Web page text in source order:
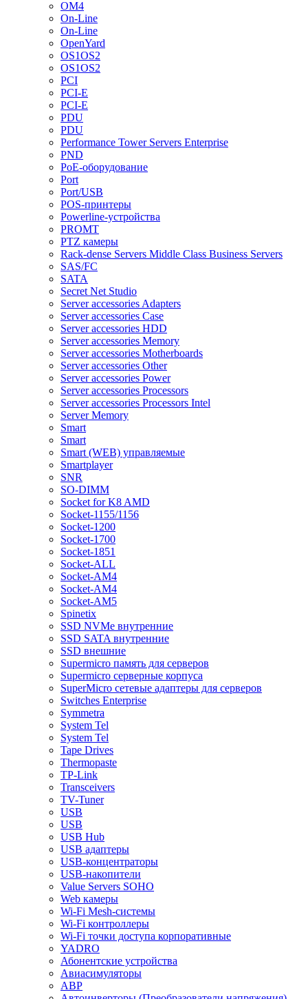
OM4
On-Line
On-Line
OpenYard
OS1OS2
OS1OS2
PCI
PCI-E
PCI-E
PDU
PDU
Performance Tower Servers Enterprise
PND
PoE-оборудование
Port
Port/USB
POS-принтеры
Powerline-устройства
PROMT
PTZ камеры
Rack-dense Servers Middle Class Business Servers
SAS/FC
SATA
Secret Net Studio
Server accessories Adapters
Server accessories Case
Server accessories HDD
Server accessories Memory
Server accessories Motherboards
Server accessories Other
Server accessories Power
Server accessories Processors
Server accessories Processors Intel
Server Memory
Smart
Smart
Smart (WEB) управляемые
Smartplayer
SNR
SO-DIMM
Socket for K8 AMD
Socket-1155/1156
Socket-1200
Socket-1700
Socket-1851
Socket-ALL
Socket-AM4
Socket-AM4
Socket-AM5
Spinetix
SSD NVMe внутренние
SSD SATA внутренние
SSD внешние
Supermicro память для серверов
Supermicro серверные корпуса
SuperMicro сетевые адаптеры для серверов
Switches Enterprise
Symmetra
System Tel
System Tel
Tape Drives
Thermopaste
TP-Link
Transceivers
TV-Tuner
USB
USB
USB Hub
USB адаптеры
USB-концентраторы
USB-накопители
Value Servers SOHO
Web камеры
Wi-Fi Mesh-системы
Wi-Fi контроллеры
Wi-Fi точки доступа корпоративные
YADRO
Абонентские устройства
Авиасимуляторы
АВР